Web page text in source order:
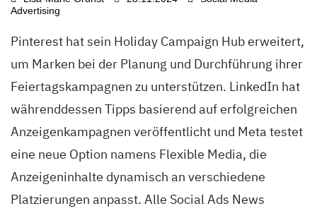
Advertising
Pinterest hat sein Holiday Campaign Hub erweitert,
um Marken bei der Planung und Durchführung ihrer
Feiertagskampagnen zu unterstützen. LinkedIn hat
währenddessen Tipps basierend auf erfolgreichen
Anzeigenkampagnen veröffentlicht und Meta testet
eine neue Option namens Flexible Media, die
Anzeigeninhalte dynamisch an verschiedene
Platzierungen anpasst. Alle Social Ads News